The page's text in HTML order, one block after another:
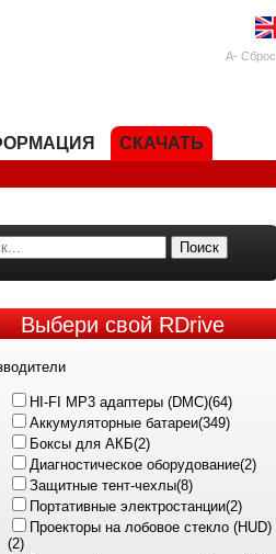
A- Сброс
СКАЧАТЬ
Поиск
Выберисвой RDrive
HI-FI MP3 адаптеры (DMC)(64)
Аккумуляторные батареи(349)
Боксы для АКБ(2)
Диагностическое оборудование(2)
Защитные тент-чехлы(8)
Портативные электростанции(2)
Проекторы на лобовое стекло (HUD)
(2)